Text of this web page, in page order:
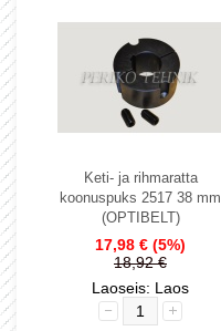
Keti- ja rihmaratta
koonuspuks 2517 38 mm
(OPTIBELT)
17,98 € (5%)
18,92 €
Laoseis: Laos